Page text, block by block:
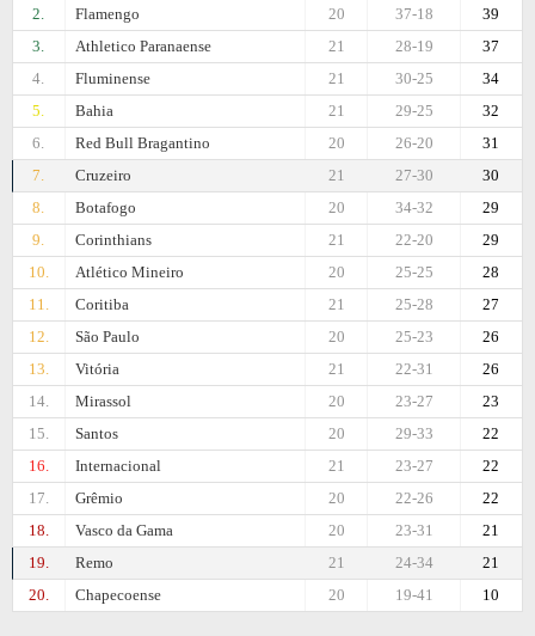
2.
Flamengo 39
37-18
20
3.
Athletico Paranaense 37
28-19
21
4.
Fluminense 34
30-25
21
5.
Bahia 32
29-25
21
6.
Red Bull Bragantino 31
26-20
20
7.
Cruzeiro 30
27-30
21
8.
Botafogo 29
34-32
20
9.
Corinthians 29
22-20
21
10.
Atlético Mineiro 28
25-25
20
11.
Coritiba 27
25-28
21
12.
São Paulo 26
25-23
20
13.
Vitória 26
22-31
21
14.
Mirassol 23
23-27
20
15.
Santos 22
29-33
20
16.
Internacional 22
23-27
21
17.
Grêmio 22
22-26
20
18.
Vasco da Gama 21
23-31
20
19.
Remo 21
24-34
21
20.
Chapecoense 10
19-41
20